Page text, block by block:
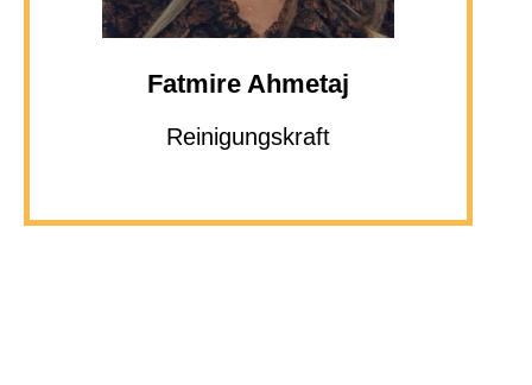
Fatmire Ahmetaj
Reinigungskraft